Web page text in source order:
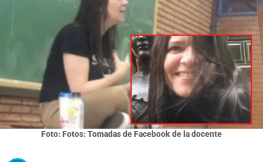
Foto: Fotos: Tomadas de Facebook de la docente